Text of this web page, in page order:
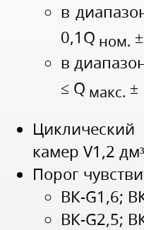
в
0,1Q ном.
в
≤ Q макс. ±
камер V1,2 дм³
Порог
ВК-G1,6;
ВК-G2,5;